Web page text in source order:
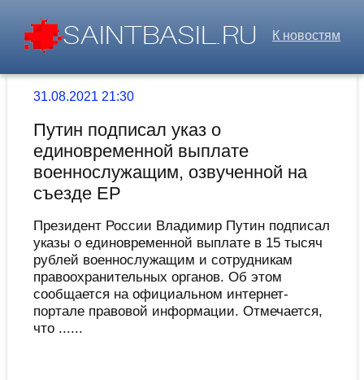
К новостям
31.08.2021 21:30
Путин подписал указ о
единовременной выплате
военнослужащим, озвученной на
съезде ЕР
Президент России Владимир Путин подписал
указы о единовременной выплате в 15 тысяч
рублей военнослужащим и сотрудникам
правоохранительных органов. Об этом
сообщается на официальном интернет-
портале правовой информации. Отмечается,
что ......